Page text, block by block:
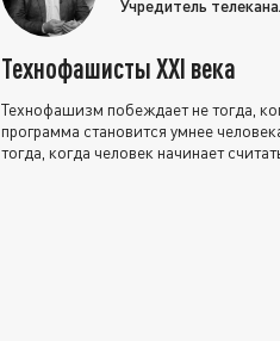
Учредитель
Технофашисты XXI века
Технофашизм побеждает не тогда,
программа становится умнее
тогда, когда человек начинает